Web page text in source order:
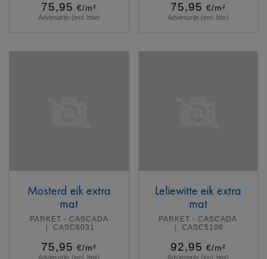
75,95 €/m²
Adviesprijs (incl. btw)
75,95 €/m²
Adviesprijs (incl. btw)
Mosterd eik extra
mat
PARKET - CASCADA
CASC6031
75,95 €/m²
Adviesprijs (incl. btw)
Leliewitte eik extra
mat
PARKET - CASCADA
CASC5106
92,95 €/m²
Adviesprijs (incl. btw)